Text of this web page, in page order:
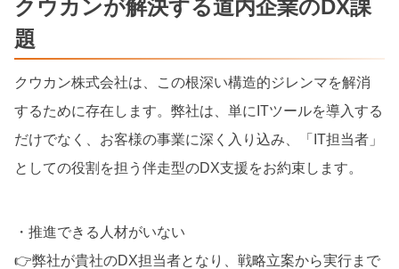
クウカンが解決する道内企業のDX課
題
クウカン株式会社は、この根深い構造的ジレンマを解消
するために存在します。弊社は、単にITツールを導入する
だけでなく、お客様の事業に深く入り込み、「IT担当者」
としての役割を担う伴走型のDX支援をお約束します。
・推進できる人材がいない
👉弊社が貴社のDX担当者となり、戦略立案から実行まで